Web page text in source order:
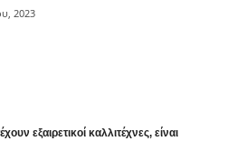
2023
εξαιρετικοί καλλιτέχνες, είναι